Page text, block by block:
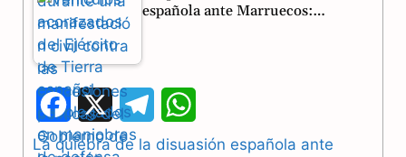
española ante Marruecos:…
F
a
X
e
h
La quiebra de la disuasión española ante